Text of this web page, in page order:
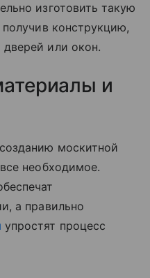
изготовить такую
конструкцию,
или окон.
и
москитной
необходимое.
а правильно
упростят процесс